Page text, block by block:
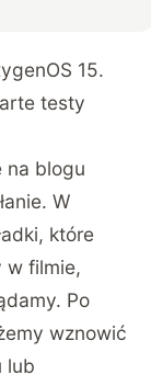
15.
testy
na blogu
W
które
w filmie,
Po
wznowić
lub